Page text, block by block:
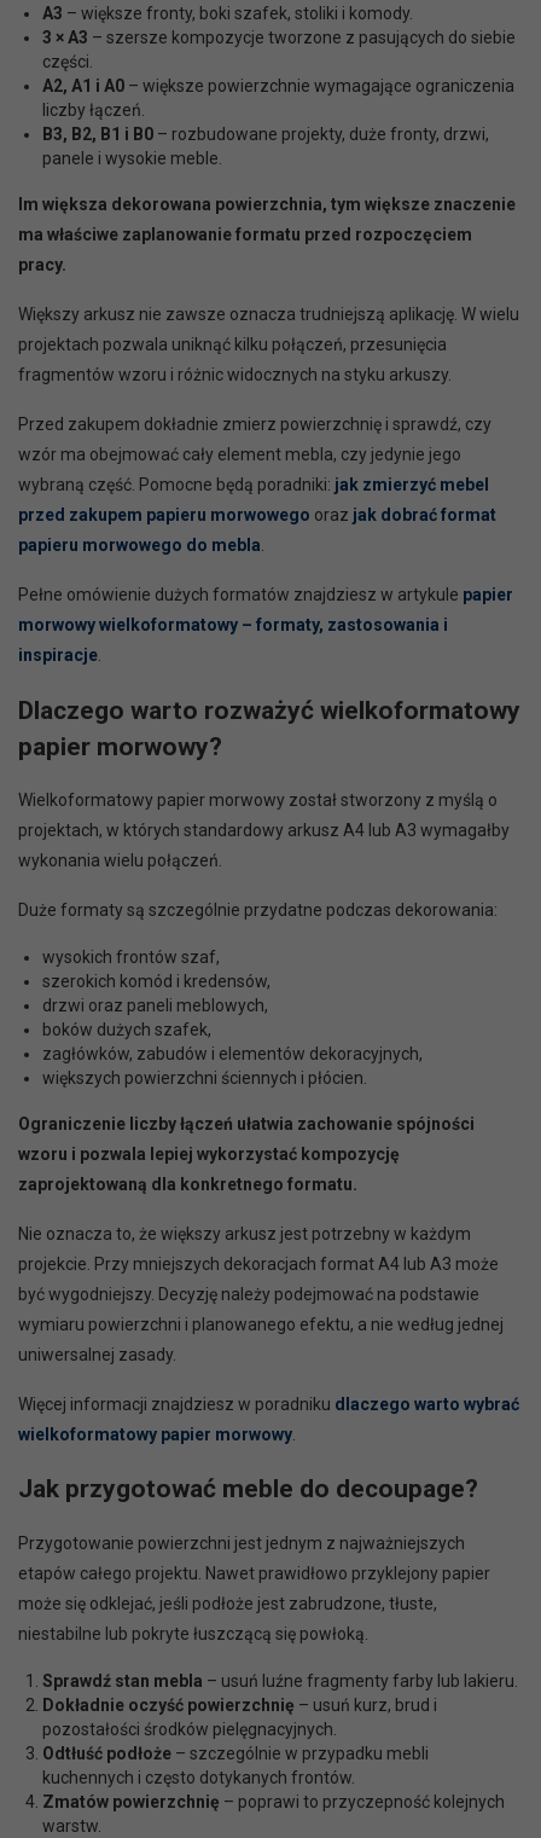
A3 – większe fronty, boki szafek, stoliki i komody.
3 × A3 – szersze kompozycje tworzone z pasujących do siebie
części.
A2, A1 i A0 – większe powierzchnie wymagające ograniczenia
liczby łączeń.
B3, B2, B1 i B0 – rozbudowane projekty, duże fronty, drzwi,
panele i wysokie meble.
Im większa dekorowana powierzchnia, tym większe znaczenie
ma właściwe zaplanowanie formatu przed rozpoczęciem
pracy.
Większy arkusz nie zawsze oznacza trudniejszą aplikację. W wielu
projektach pozwala uniknąć kilku połączeń, przesunięcia
fragmentów wzoru i różnic widocznych na styku arkuszy.
Przed zakupem dokładnie zmierz powierzchnię i sprawdź, czy
wzór ma obejmować cały element mebla, czy jedynie jego
wybraną część. Pomocne będą poradniki: jak zmierzyć mebel
przed zakupem papieru morwowego oraz jak dobrać format
papieru morwowego do mebla.
Pełne omówienie dużych formatów znajdziesz w artykule papier
morwowy wielkoformatowy – formaty, zastosowania i
inspiracje.
Dlaczego warto rozważyć wielkoformatowy
papier morwowy?
Wielkoformatowy papier morwowy został stworzony z myślą o
projektach, w których standardowy arkusz A4 lub A3 wymagałby
wykonania wielu połączeń.
Duże formaty są szczególnie przydatne podczas dekorowania:
wysokich frontów szaf,
szerokich komód i kredensów,
drzwi oraz paneli meblowych,
boków dużych szafek,
zagłówków, zabudów i elementów dekoracyjnych,
większych powierzchni ściennych i płócien.
Ograniczenie liczby łączeń ułatwia zachowanie spójności
wzoru i pozwala lepiej wykorzystać kompozycję
zaprojektowaną dla konkretnego formatu.
Nie oznacza to, że większy arkusz jest potrzebny w każdym
projekcie. Przy mniejszych dekoracjach format A4 lub A3 może
być wygodniejszy. Decyzję należy podejmować na podstawie
wymiaru powierzchni i planowanego efektu, a nie według jednej
uniwersalnej zasady.
Więcej informacji znajdziesz w poradniku dlaczego warto wybrać
wielkoformatowy papier morwowy
Jak przygotować meble do decoupage?
Przygotowanie powierzchni jest jednym z najważniejszych
etapów całego projektu. Nawet prawidłowo przyklejony papier
może się odklejać, jeśli podłoże jest zabrudzone, tłuste,
niestabilne lub pokryte łuszczącą się powłoką.
Sprawdź stan mebla – usuń luźne fragmenty farby lub lakieru.
Dokładnie oczyść powierzchnię – usuń kurz, brud i
pozostałości środków pielęgnacyjnych.
Odtłuść podłoże – szczególnie w przypadku mebli
kuchennych i często dotykanych frontów.
Zmatów powierzchnię – poprawi to przyczepność kolejnych
warstw.